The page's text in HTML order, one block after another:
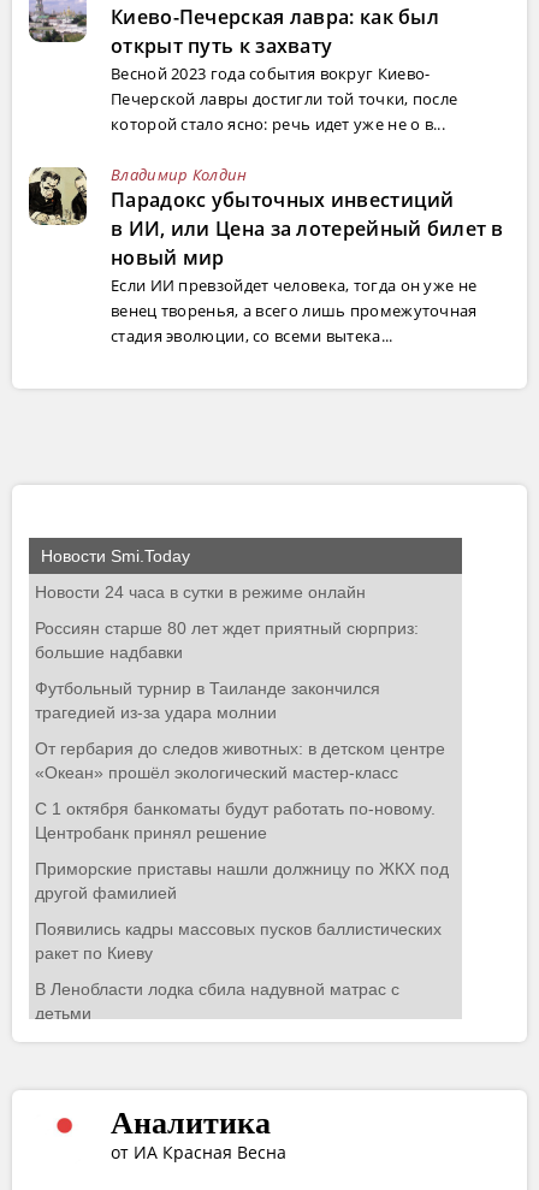
Киево-Печерская лавра: как был
открыт путь к захвату
Весной 2023 года события вокруг Киево-
Печерской лавры достигли той точки, после
которой стало ясно: речь идет уже не о в...
Владимир Колдин
Парадокс убыточных инвестиций
в ИИ, или Цена за лотерейный билет в
новый мир
Если ИИ превзойдет человека, тогда он уже не
венец творенья, а всего лишь промежуточная
стадия эволюции, со всеми вытека...
Аналитика
от ИА Красная Весна